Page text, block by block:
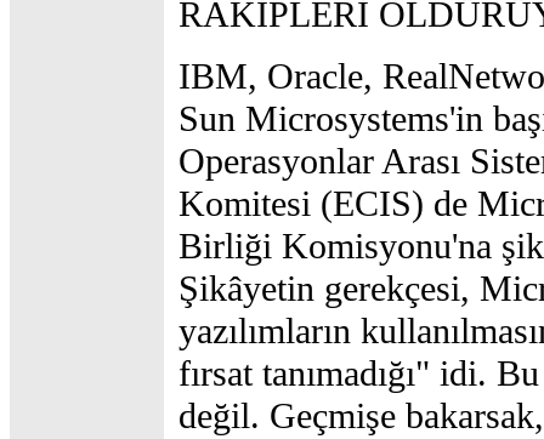
RAKİPLERİ
IBM, Oracle,
Sun Microsystems'in
Operasyonlar Arası
Komitesi (ECIS) de
Birliği Komisyonu'na
Şikâyetin gerekçesi,
yazılımların
fırsat tanımadığı" idi.
değil. Geçmişe